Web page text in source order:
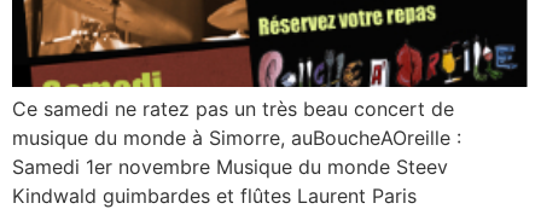
Ce samedi ne ratez pas un très beau concert de
musique du monde à Simorre, auBoucheAOreille :
Samedi 1er novembre Musique du monde Steev
Kindwald guimbardes et flûtes Laurent Paris